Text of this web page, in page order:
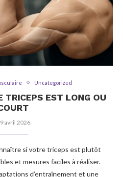
Uncategorized
TRICEPS EST LONG OU
avril 2026
si votre triceps est plutôt
et mesures faciles à réaliser.
d’entraînement et une